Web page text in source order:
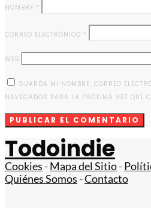
NOMBRE *
CORREO ELECTRÓNICO *
WEB
GUARDA MI NOMBRE, CORREO
NAVEGADOR PARA LA PRÓXIMA VEZ QUE
Todoindie
Cookies -Mapa del Sitio-
Quiénes Somos -Contacto